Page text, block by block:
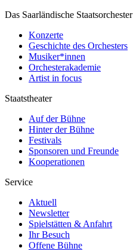
Das Saarländische Staatsorchester
Konzerte
Geschichte des Orchesters
Musiker*innen
Orchesterakademie
Artist in focus
Staatstheater
Auf der Bühne
Hinter der Bühne
Festivals
Sponsoren und Freunde
Kooperationen
Service
Aktuell
Newsletter
Spielstätten & Anfahrt
Ihr Besuch
Offene Bühne